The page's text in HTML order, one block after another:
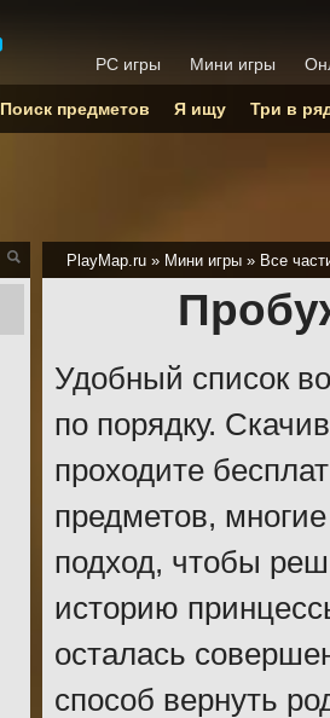
PlayMap.ru » Мини игры » Все
Удобный список
по порядку.
проходите
предметов,
подход, чтобы
историю
осталась
способ вернуть
PC игры Мини игры
Поиск предметов Я ищу Три в